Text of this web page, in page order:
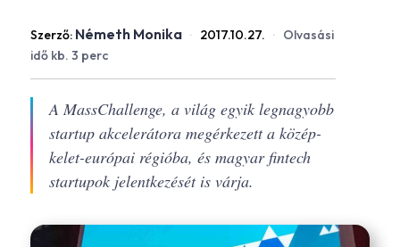
Szerző: Németh Monika · 2017.10.27. · Olvasási
idő kb. 3 perc
A MassChallenge, a világ egyik legnagyobb
startup akcelerátora megérkezett a közép-
kelet-európai régióba, és magyar fintech
startupok jelentkezését is várja.